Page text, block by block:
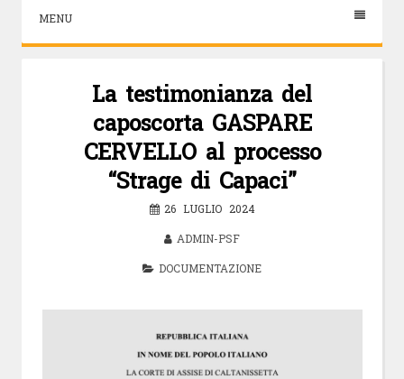
MENU
La testimonianza del
caposcorta GASPARE
CERVELLO al processo
“Strage di Capaci”
26 LUGLIO 2024
ADMIN-PSF
DOCUMENTAZIONE